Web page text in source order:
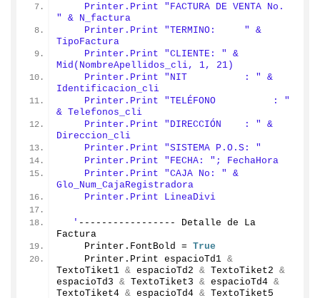
    Printer.Print "FACTURA DE VENTA No.
" & N_factura
    Printer.Print "TERMINO:     " &
TipoFactura
    Printer.Print "CLIENTE: " &
Mid(NombreApellidos_cli, 1, 21)
    Printer.Print "NIT          : " &
Identificacion_cli
    Printer.Print "TELÉFONO          : "
& Telefonos_cli
    Printer.Print "DIRECCIÓN    : " &
Direccion_cli
    Printer.Print "SISTEMA P.O.S: "
    Printer.Print "FECHA: "; FechaHora
    Printer.Print "CAJA No: " &
Glo_Num_CajaRegistradora
    Printer.Print LineaDivi
  '
----------------- Detalle de La
Factura
    Printer.
FontBold = True
    Printer.
Print espacioTd1 &
TextoTiket1 & espacioTd2 & TextoTiket2 &
espacioTd3 & TextoTiket3 & espacioTd4 &
TextoTiket4 & espacioTd4 & TextoTiket5